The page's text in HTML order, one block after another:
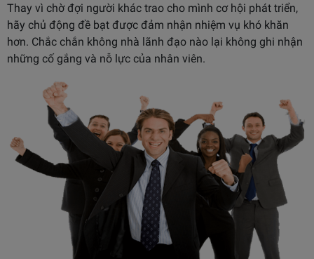
Thay vì chờ đợi người khác trao cho mình cơ hội phát triển,
hãy chủ động đề bạt được đảm nhận nhiệm vụ khó khăn
hơn. Chắc chắn không nhà lãnh đạo nào lại không ghi nhận
những cố gắng và nỗ lực của nhân viên.